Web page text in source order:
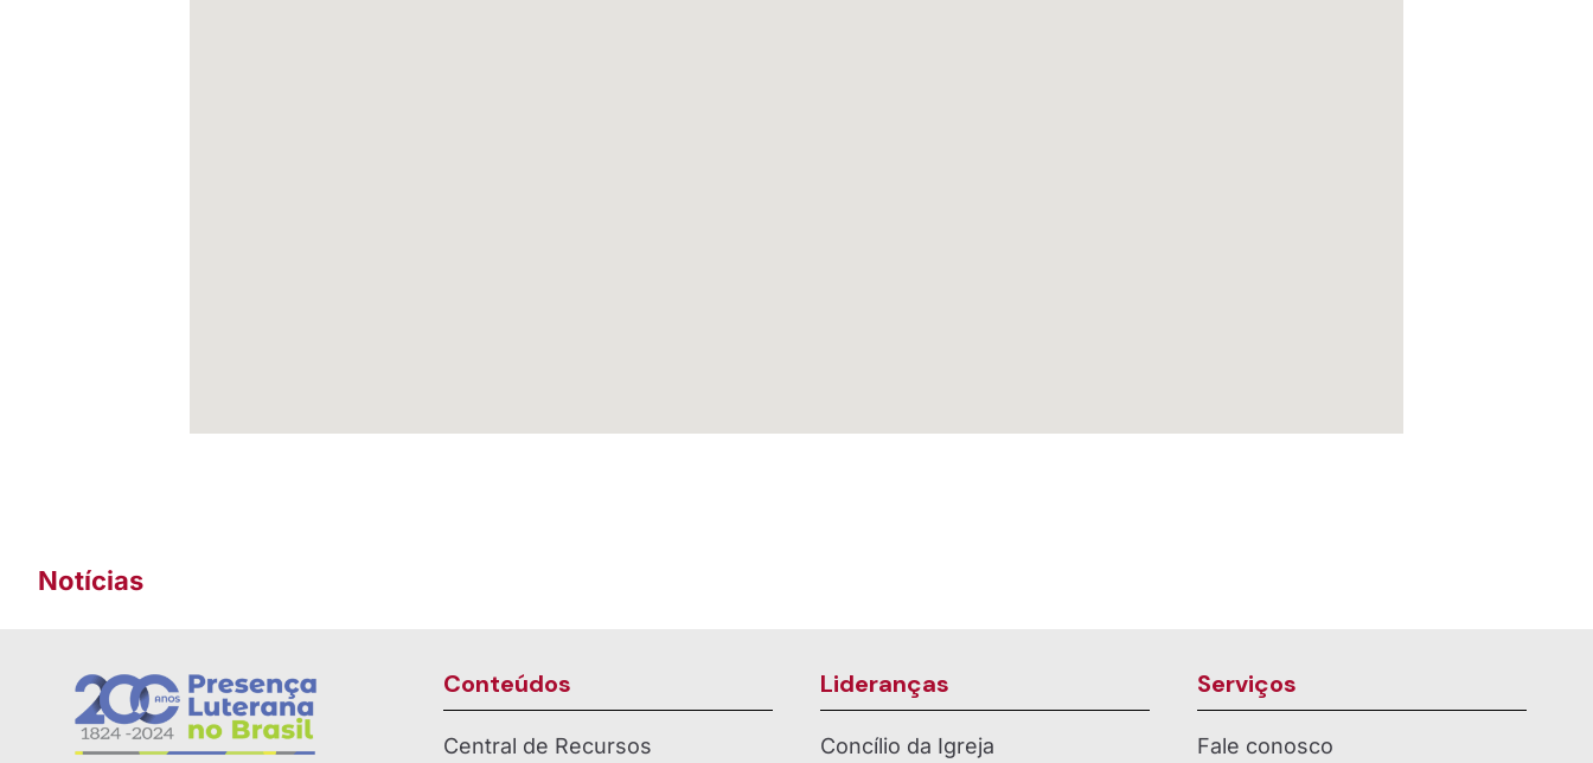
Notícias
Conteúdos
Central de Recursos
Lideranças
Concílio da Igreja
Serviços
Fale conosco